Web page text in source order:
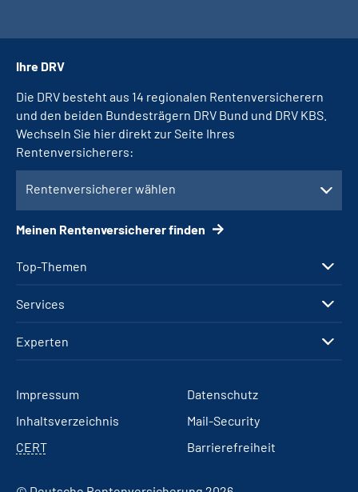
Top-Themen
Services
Experten
Ihre DRV
Die DRV besteht aus 14 regionalen Rentenversicherern
und den beiden Bundesträgern DRV Bund und DRV KBS.
Wechseln Sie hier direkt zur Seite Ihres
Rentenversicherers:
Rentenversicherer wählen
Meinen Rentenversicherer finden
Impressum
Datenschutz
Inhaltsverzeichnis
Mail-Security
CERT
Barrierefreiheit